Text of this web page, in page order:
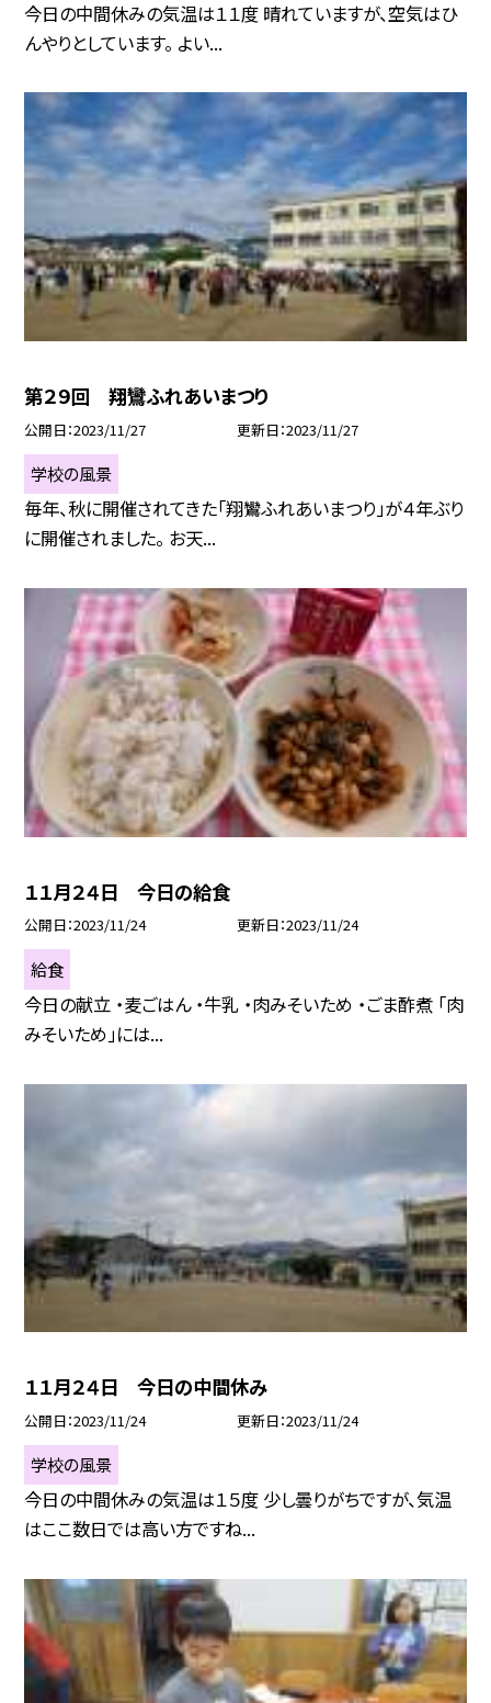
今日の中間休みの気温は１１度 晴れていますが、空気はひ
んやりとしています。 よい...
第２９回 翔鸞ふれあいまつり
公開日 2023/11/27 更新日 2023/11/27
学校の風景
毎年、秋に開催されてきた「翔鸞ふれあいまつり」が４年ぶり
に開催されました。 お天...
１１月２４日 今日の給食
公開日 2023/11/24 更新日 2023/11/24
給食
今日の献立 ・麦ごはん ・牛乳 ・肉みそいため ・ごま酢煮 「肉
みそいため」には...
１１月２４日 今日の中間休み
公開日 2023/11/24 更新日 2023/11/24
学校の風景
今日の中間休みの気温は１５度 少し曇りがちですが、気温
はここ数日では高い方ですね...